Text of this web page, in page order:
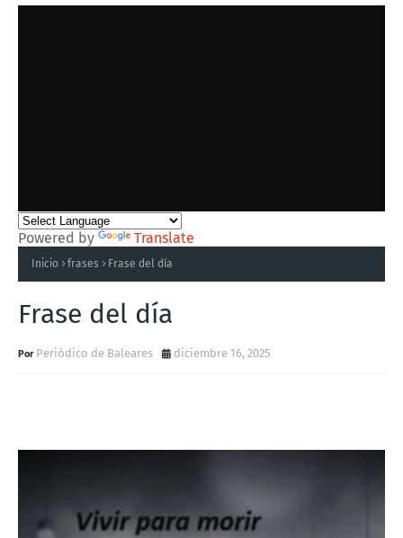
Powered by Translate
Inicio frases Frase del día
Frase del día
Periódico de Baleares diciembre 16, 2025